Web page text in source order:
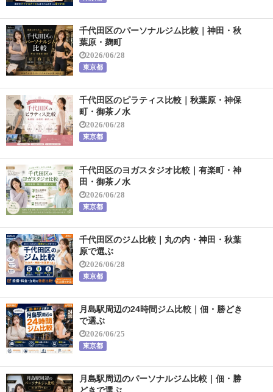
千代田区のパーソナルジム比較｜神田・秋
葉原・麹町
2026/06/28
東京都
千代田区のピラティス比較｜秋葉原・神保
町・御茶ノ水
2026/06/28
東京都
千代田区のヨガスタジオ比較｜有楽町・神
田・御茶ノ水
2026/06/28
東京都
千代田区のジム比較｜丸の内・神田・秋葉
原で選ぶ
2026/06/28
東京都
月島駅周辺の24時間ジム比較｜佃・勝どき
で選ぶ
2026/06/25
東京都
月島駅周辺のパーソナルジム比較｜佃・勝